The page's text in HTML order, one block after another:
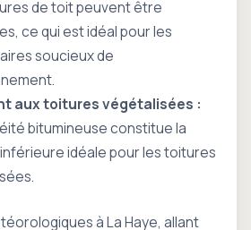
de toit peuvent être
ce qui est idéal pour les
soucieux de
aux toitures végétalisées :
bitumineuse constitue la
idéale pour les toitures
à La Haye, allant